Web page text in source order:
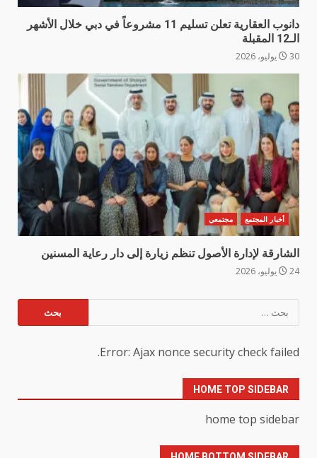
دانوب العقارية تعلن تسليم 11 مشروعاً في دبي خلال الأشهر
الـ12 المقبلة
30 يوليو، 2026
أخبار المجتمع مجتمعي
الشارقة لإدارة الأصول تنظم زيارة إلى دار رعاية المسنين
24 يوليو، 2026
عن:
Error: Ajax nonce security check failed.
HOME TOP SIDEBAR
home top sidebar